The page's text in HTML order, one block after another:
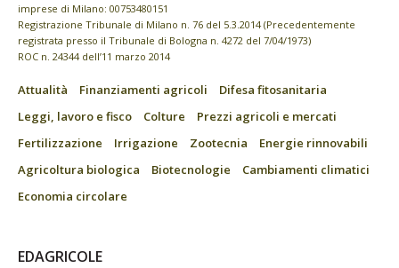
imprese di Milano: 00753480151
Registrazione Tribunale di Milano n. 76 del 5.3.2014 (Precedentemente
registrata presso il Tribunale di Bologna n. 4272 del 7/04/1973)
ROC n. 24344 dell’11 marzo 2014
Attualità Finanziamenti agricoli
Difesa fitosanitaria
Leggi, lavoro e fisco
Colture
Prezzi agricoli e mercati
Fertilizzazione
Irrigazione Zootecnia
Energie rinnovabili
Agricoltura biologica
Biotecnologie
Cambiamenti climatici
Economia circolare
EDAGRICOLE